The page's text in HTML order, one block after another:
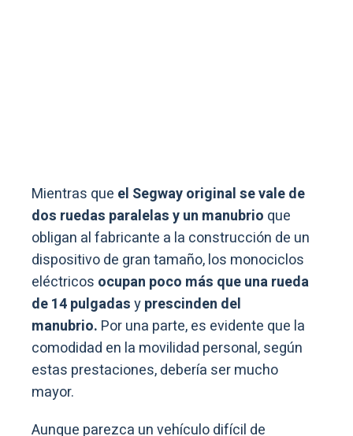
Mientras que el Segway original se vale de
dos ruedas paralelas y un manubrio que
obligan al fabricante a la construcción de un
dispositivo de gran tamaño, los monociclos
eléctricos ocupan poco más que una rueda
de 14 pulgadasyprescinden del
manubrio. Por una parte, es evidente que la
comodidad en la movilidad personal, según
estas prestaciones, debería ser mucho
mayor.
Aunque parezca un vehículo difícil de